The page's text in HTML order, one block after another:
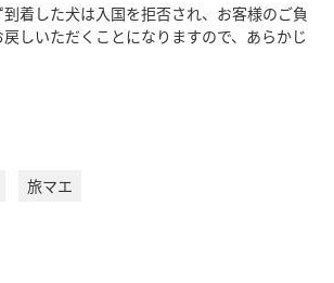
着した犬は入国を拒否され、お客様のご負
しいただくことになりますので、あらかじ
旅マエ